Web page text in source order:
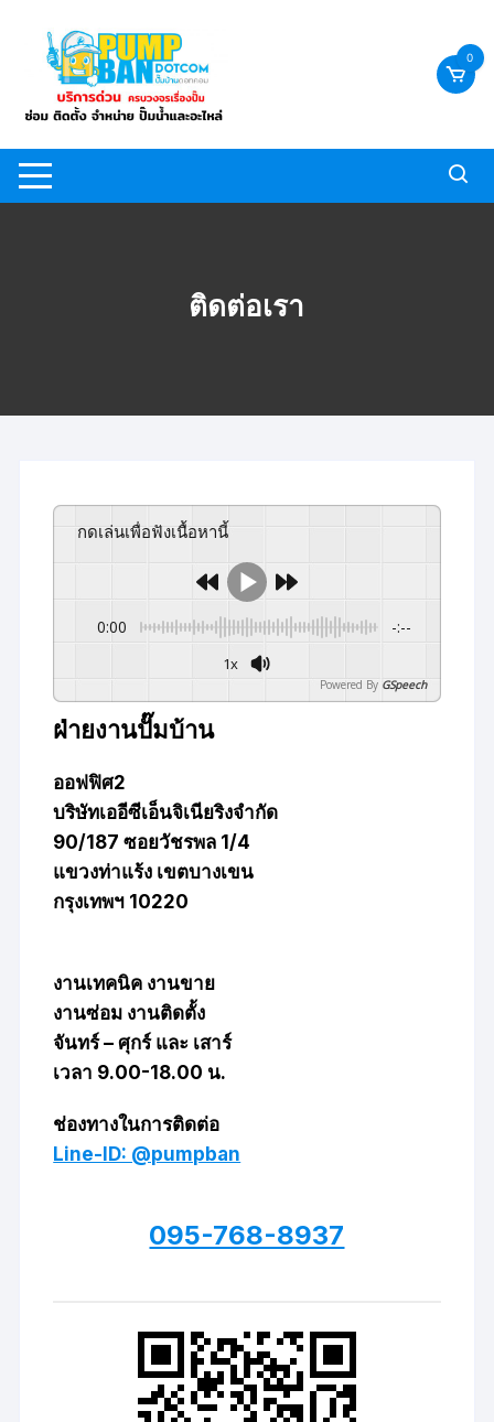
content
0
ติดต่อเรา
กดเล่นเพื่อฟังเนื้อหานี้
0:00 -:--
1x
Powered By GSpeech
ฝ่ายงานปั๊มบ้าน
ออฟฟิศ2
บริษัทเออีซีเอ็นจิเนียริงจำกัด
90/187 ซอยวัชรพล 1/4
แขวงท่าแร้ง เขตบางเขน
กรุงเทพฯ 10220
งานเทคนิค งานขาย
งานซ่อม งานติดตั้ง
จันทร์ – ศุกร์ และ เสาร์
เวลา 9.00-18.00 น.
ช่องทางในการติดต่อ
Line-ID: @pumpban
095-768-8937